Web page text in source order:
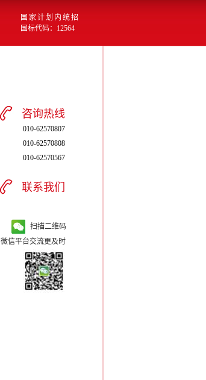
国家计划内统招
国标代码：12564
咨询热线
010-62570807
010-62570808
010-62570567
联系我们
扫描二维码
微信平台交流更及时